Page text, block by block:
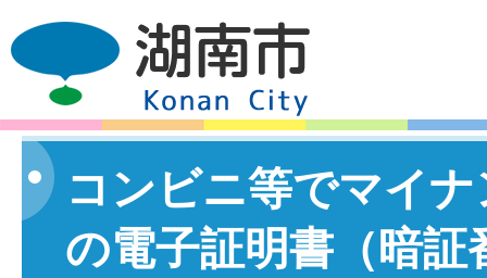
コンビニ等でマイ
の電子証明書（暗証